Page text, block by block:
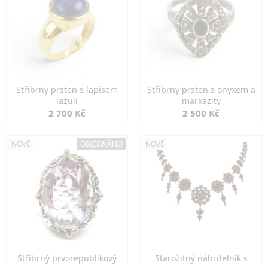
Stříbrný prsten s lapisem
lazuli
2 700 Kč
Stříbrný prsten s onyxem a
markazity
2 500 Kč
NOVÉ OBJEDNÁNO
Stříbrný prvorepublikový
NOVÉ
Starožitný náhrdelník s